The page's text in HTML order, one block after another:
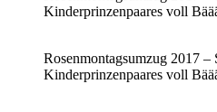
Kinderprinzenpaares voll
Rosenmontagsumzug 2017
Kinderprinzenpaares voll